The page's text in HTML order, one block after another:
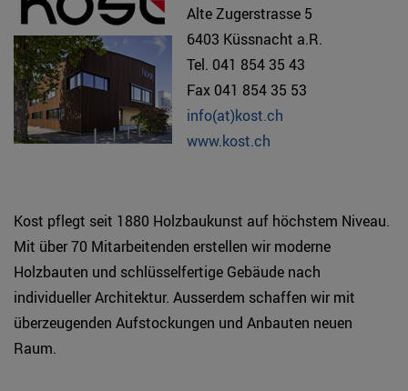
Alte Zugerstrasse 5
6403 Küssnacht a.R.
Tel. 041 854 35 43
Fax 041 854 35 53
info(at)kost.ch
www.kost.ch
Kost pflegt seit 1880 Holzbaukunst auf höchstem Niveau.
Mit über 70 Mitarbeitenden erstellen wir moderne
Holzbauten und schlüsselfertige Gebäude nach
individueller Architektur. Ausserdem schaffen wir mit
überzeugenden Aufstockungen und Anbauten neuen
Raum.